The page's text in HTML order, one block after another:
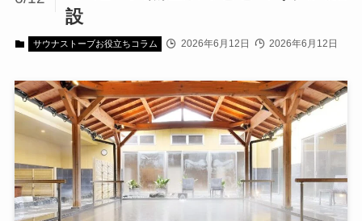
設
サウナストーブお役立ちコラム 2026年6月12日 2026年6月12日